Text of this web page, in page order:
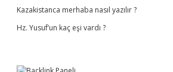
Kazakistanca merhaba nasıl yazılır ?
Hz. Yusuf’un kaç eşi vardı ?